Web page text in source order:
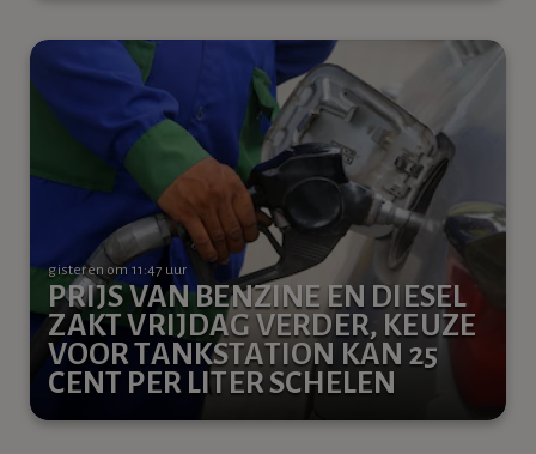
PRIJS VAN BENZINE EN DIESEL
ZAKT VRIJDAG VERDER, KEUZE
VOOR TANKSTATION KAN 25
CENT PER LITER SCHELEN
gisteren om 11:47 uur